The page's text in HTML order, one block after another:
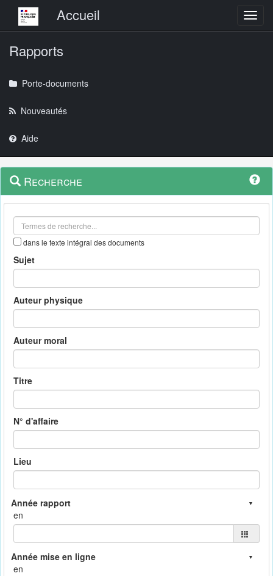
Menu principalAccueil
Rapports
Porte-documents
Nouveautés
Aide
Navigation
outils
Menu
contextuel
Recherche
dans le texte intégral des documents
Sujet
Auteur physique
Auteur moral
Titre
N° d'affaire
Lieu
en
en